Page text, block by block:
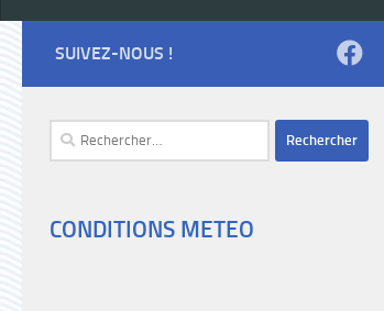
SUIVEZ-NOUS !
Rechercher :
CONDITIONS METEO